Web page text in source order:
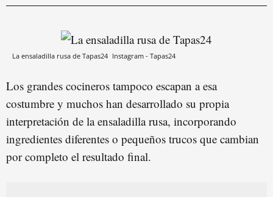
La ensaladilla rusa de Tapas24 Instagram - Tapas24
Los grandes cocineros tampoco escapan a esa
costumbre y muchos han desarrollado su propia
interpretación de la ensaladilla rusa, incorporando
ingredientes diferentes o pequeños trucos que cambian
por completo el resultado final.